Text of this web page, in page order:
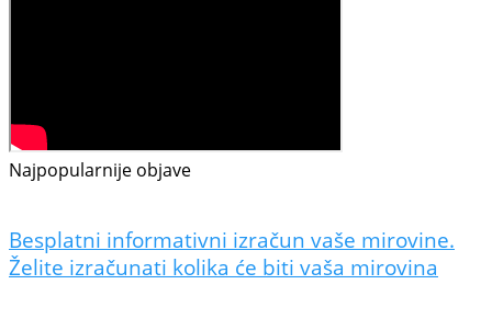
Najpopularnije objave
Besplatni informativni izračun vaše mirovine.
Želite izračunati kolika će biti vaša mirovina